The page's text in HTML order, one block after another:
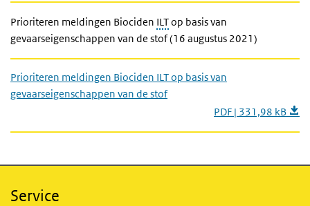
Prioriteren meldingen Biociden ILTop basis van
gevaarseigenschappen van de stof (16 augustus 2021)
Prioriteren meldingen Biociden ILT op basis van
gevaarseigenschappen van de stof
PDF | 331,98 kB
Service